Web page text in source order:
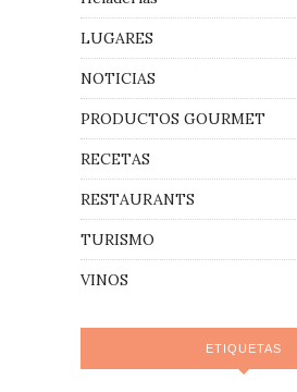
LUGARES
NOTICIAS
PRODUCTOS GOURMET
RECETAS
RESTAURANTS
TURISMO
VINOS
ETIQUETAS